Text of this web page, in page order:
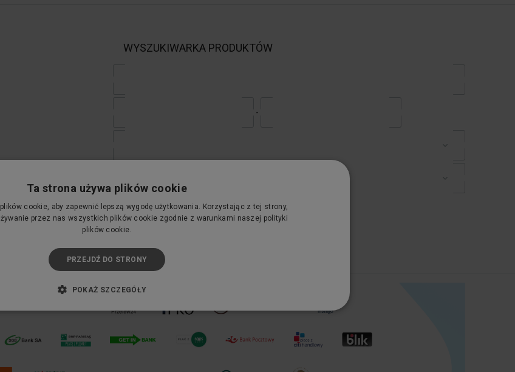
WYSZUKIWARKA PRODUKTÓW
-
SZUKAJ Wyczyść filtr
Ta strona używa plików cookie
cookie, aby zapewnić lepszą wygodę użytkowania. Korzystając z tej strony,
przez nas wszystkich plików cookie zgodnie z warunkami naszej polityki
plików cookie.
PRZEJDŹ DO STRONY
POKAŻ SZCZEGÓŁY